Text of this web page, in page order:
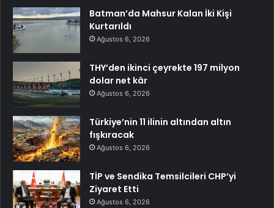
Batman’da Mahsur Kalan İki Kişi
Kurtarıldı
Ağustos 6, 2026
THY’den ikinci çeyrekte 197 milyon
dolar net kâr
Ağustos 6, 2026
Türkiye’nin 11 ilinin altından altın
fışkıracak
Ağustos 6, 2026
TİP ve Sendika Temsilcileri CHP’yi
Ziyaret Etti
Ağustos 6, 2026